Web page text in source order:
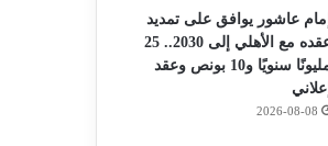
إمام عاشور يوافق على تمديد
عقده مع الأهلي إلى 2030.. 25
مليونًا سنويًا و10 بونص وعقد
إعلاني
2026-08-08